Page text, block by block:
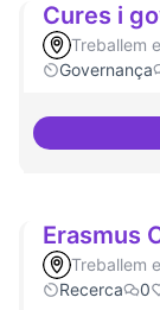
Cures i
Treballem
Governança
Erasmus
Treballem
Recerca
0